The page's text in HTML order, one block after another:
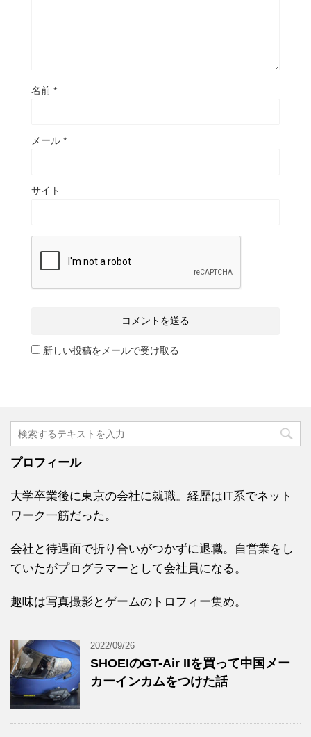
名前 *
メール *
サイト
新しい投稿をメールで受け取る
プロフィール
大学卒業後に東京の会社に就職。経歴はIT系でネット
ワーク一筋だった。
会社と待遇面で折り合いがつかずに退職。自営業をし
ていたがプログラマーとして会社員になる。
趣味は写真撮影とゲームのトロフィー集め。
2022/09/26
SHOEIのGT-Air IIを買って中国メー
カーインカムをつけた話